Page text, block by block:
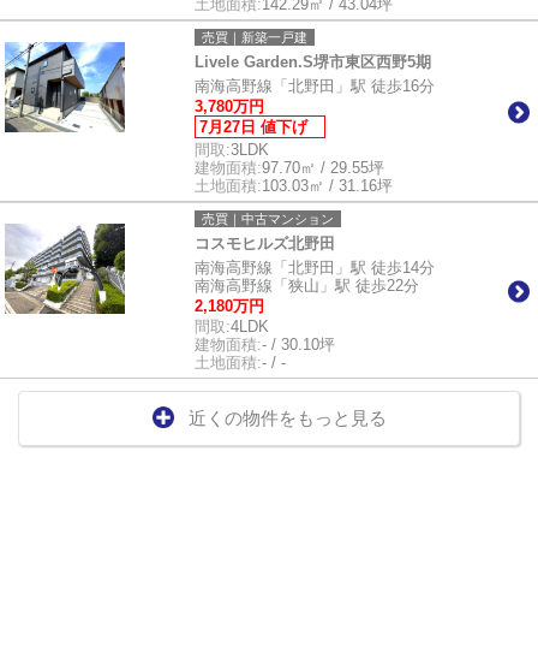
土地面積:142.29㎡ / 43.04坪
売買｜新築一戸建
Livele Garden.S堺市東区西野5期
南海高野線「北野田」駅 徒歩16分
3,780万円
7月27日 値下げ
間取:3LDK
建物面積:97.70㎡ / 29.55坪
土地面積:103.03㎡ / 31.16坪
売買｜中古マンション
コスモヒルズ北野田
南海高野線「北野田」駅 徒歩14分
南海高野線「狭山」駅 徒歩22分
2,180万円
間取:4LDK
建物面積:- / 30.10坪
土地面積:- / -
近くの物件をもっと見る